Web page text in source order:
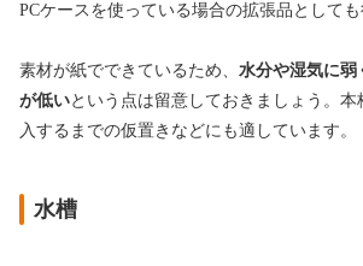
PCケースを使っている場合の拡張品としても
素材が紙でできているため、 水分や湿気に弱
が低いという点は留意しておきましょう。本
入するまでの仮置きなどにも適しています。
水槽